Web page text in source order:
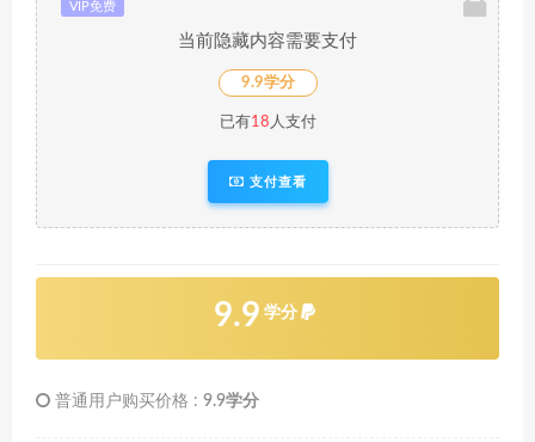
VIP免费
当前隐藏内容需要支付
9.9学分
已有18 人支付
支付查看
9.9 学分
普通用户购买价格 : 9.9学分